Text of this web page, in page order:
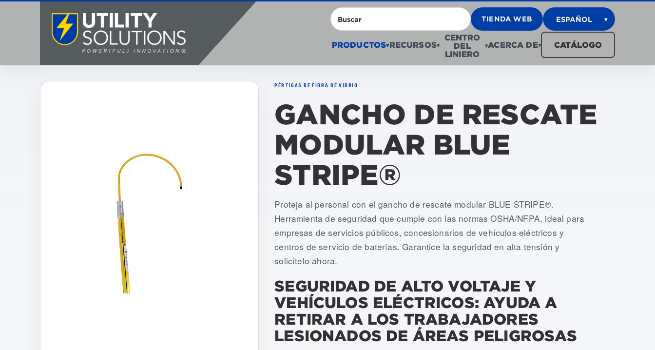
Buscar TIENDA WEB ESPAÑOL ▾
PRODUCTOS▾RECURSOS▾
CENTRO
DEL
LINIERO
▾ACERCA DE▾ CATÁLOGO
PÉRTIGAS DE FIBRA DE VIDRIO
GANCHO DE RESCATE
MODULAR BLUE
STRIPE®
Numeros de articulo: USRH-006, USRH-008, USRH-010
Proteja al personal con el gancho de rescate modular BLUE STRIPE®.
Herramienta de seguridad que cumple con las normas OSHA/NFPA, ideal para
empresas de servicios públicos, concesionarios de vehículos eléctricos y
centros de servicio de baterías. Garantice la seguridad en alta tensión y
solicítelo ahora.
SEGURIDAD DE ALTO VOLTAJE Y
VEHÍCULOS ELÉCTRICOS: AYUDA A
RETIRAR A LOS TRABAJADORES
LESIONADOS DE ÁREAS PELIGROSAS